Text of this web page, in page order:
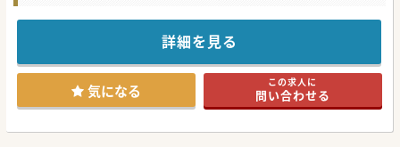
■より透析管理体制を強化するために、腎臓内科や透析専門
医の先生を招聘する運びとなりました。
■更に専門性の高い腎臓内科クリニックへの転換を図るため
に、新しい医師の招聘後にCKD外来を設置予定です。
■将来的には管理医師等のマネジメントに挑戦をしたいとい
う先生のご応募を歓迎しています。
【具体的な医療機関情報】
患者様へきめ細やかな治療を提供しています。
詳細を見る
気になる この求人に
問い合わせる